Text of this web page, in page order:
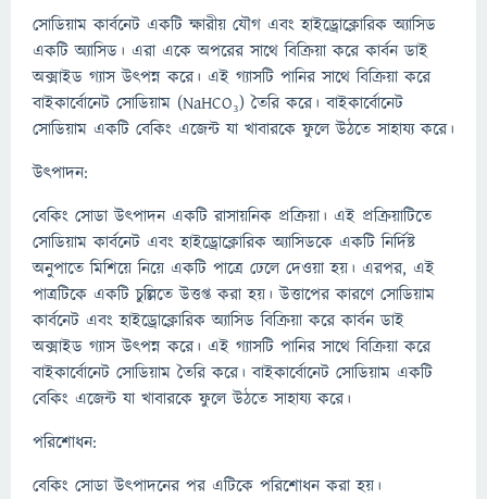
সোডিয়াম কার্বনেট একটি ক্ষারীয় যৌগ এবং হাইড্রোক্লোরিক অ্যাসিড
একটি অ্যাসিড। এরা একে অপরের সাথে বিক্রিয়া করে কার্বন ডাই
অক্সাইড গ্যাস উৎপন্ন করে। এই গ্যাসটি পানির সাথে বিক্রিয়া করে
বাইকার্বোনেট সোডিয়াম (NaHCO₃) তৈরি করে। বাইকার্বোনেট
সোডিয়াম একটি বেকিং এজেন্ট যা খাবারকে ফুলে উঠতে সাহায্য করে।
উৎপাদন:
বেকিং সোডা উৎপাদন একটি রাসায়নিক প্রক্রিয়া। এই প্রক্রিয়াটিতে
সোডিয়াম কার্বনেট এবং হাইড্রোক্লোরিক অ্যাসিডকে একটি নির্দিষ্ট
অনুপাতে মিশিয়ে নিয়ে একটি পাত্রে ঢেলে দেওয়া হয়। এরপর, এই
পাত্রটিকে একটি চুল্লিতে উত্তপ্ত করা হয়। উত্তাপের কারণে সোডিয়াম
কার্বনেট এবং হাইড্রোক্লোরিক অ্যাসিড বিক্রিয়া করে কার্বন ডাই
অক্সাইড গ্যাস উৎপন্ন করে। এই গ্যাসটি পানির সাথে বিক্রিয়া করে
বাইকার্বোনেট সোডিয়াম তৈরি করে। বাইকার্বোনেট সোডিয়াম একটি
বেকিং এজেন্ট যা খাবারকে ফুলে উঠতে সাহায্য করে।
পরিশোধন:
বেকিং সোডা উৎপাদনের পর এটিকে পরিশোধন করা হয়।